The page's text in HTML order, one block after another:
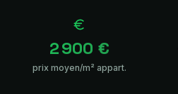
2 900 €
prix moyen/m² appart.